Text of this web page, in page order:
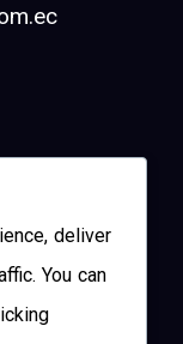
deliver
You can